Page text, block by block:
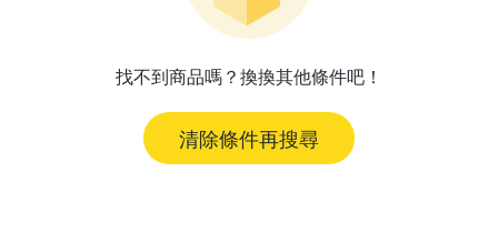
找不到商品嗎？換換其他條件吧！
清除條件再搜尋